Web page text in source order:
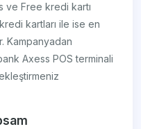
ve Free kredi kartı
kartları ile ise en
Kampanyadan
Axess POS terminali